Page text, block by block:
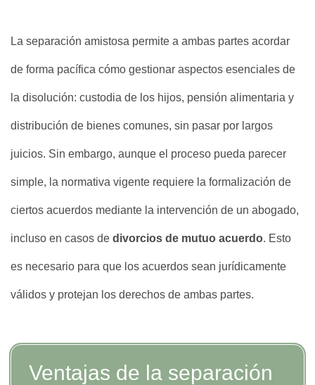
La separación amistosa permite a ambas partes acordar
de forma pacífica cómo gestionar aspectos esenciales de
la disolución: custodia de los hijos, pensión alimentaria y
distribución de bienes comunes, sin pasar por largos
juicios. Sin embargo, aunque el proceso pueda parecer
simple, la normativa vigente requiere la formalización de
ciertos acuerdos mediante la intervención de un abogado,
incluso en casos de divorcios de mutuo acuerdo. Esto
es necesario para que los acuerdos sean jurídicamente
válidos y protejan los derechos de ambas partes.
Ventajas de la separación